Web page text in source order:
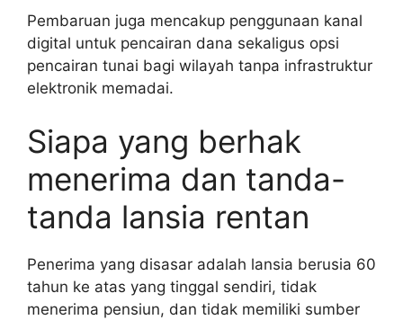
Pembaruan juga mencakup penggunaan kanal
digital untuk pencairan dana sekaligus opsi
pencairan tunai bagi wilayah tanpa infrastruktur
elektronik memadai.
Siapa yang berhak
menerima dan tanda-
tanda lansia rentan
Penerima yang disasar adalah lansia berusia 60
tahun ke atas yang tinggal sendiri, tidak
menerima pensiun, dan tidak memiliki sumber